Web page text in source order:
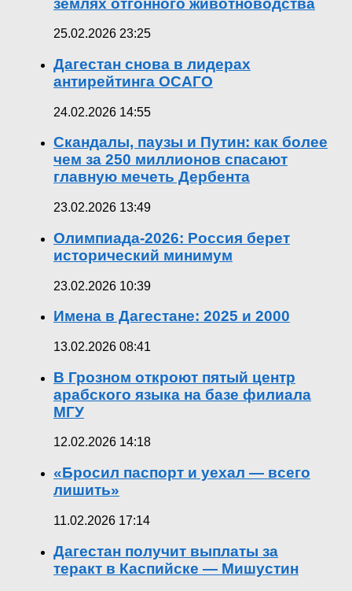
25.02.2026 23:25
Дагестан снова в лидерах
антирейтинга ОСАГО
24.02.2026 14:55
Скандалы, паузы и Путин: как более
чем за 250 миллионов спасают
главную мечеть Дербента
23.02.2026 13:49
Олимпиада-2026: Россия берет
исторический минимум
23.02.2026 10:39
Имена в Дагестане: 2025 и 2000
13.02.2026 08:41
В Грозном откроют пятый центр
арабского языка на базе филиала
МГУ
12.02.2026 14:18
«Бросил паспорт и уехал — всего
лишить»
11.02.2026 17:14
Дагестан получит выплаты за
теракт в Каспийске — Мишустин